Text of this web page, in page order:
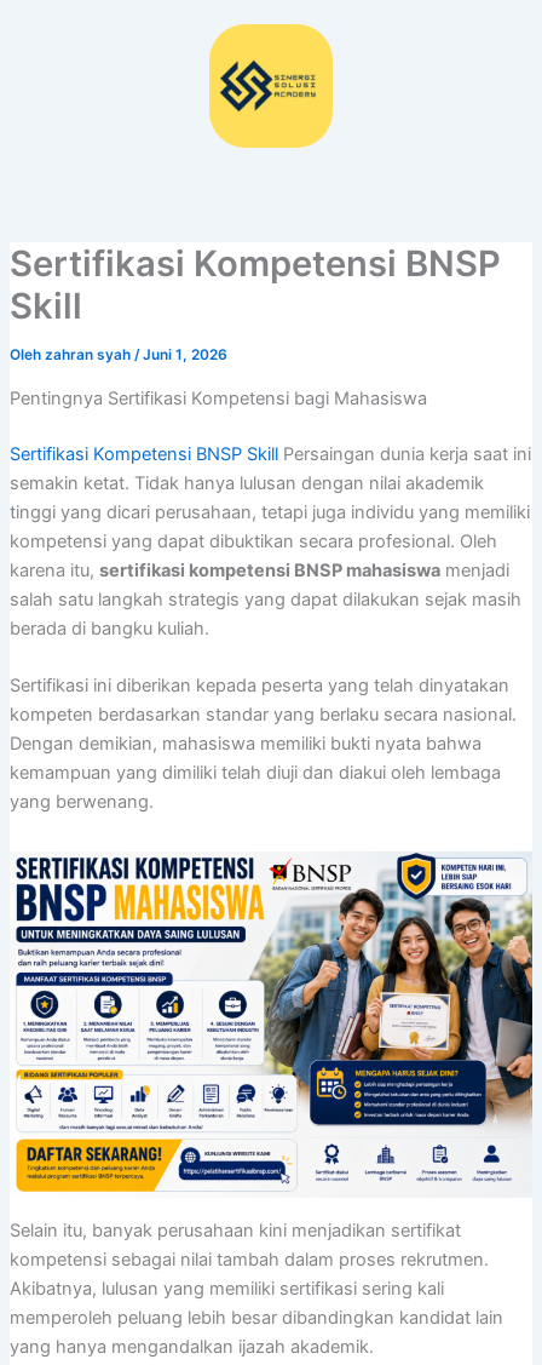
Sertifikasi Kompetensi BNSP
Skill
Oleh zahran syah /Juni 1, 2026
Pentingnya Sertifikasi Kompetensi bagi Mahasiswa
Sertifikasi Kompetensi BNSP SkillPersaingan dunia kerja saat ini
semakin ketat. Tidak hanya lulusan dengan nilai akademik
tinggi yang dicari perusahaan, tetapi juga individu yang memiliki
kompetensi yang dapat dibuktikan secara profesional. Oleh
karena itu, sertifikasi kompetensi BNSP mahasiswamenjadi
salah satu langkah strategis yang dapat dilakukan sejak masih
berada di bangku kuliah.
Sertifikasi ini diberikan kepada peserta yang telah dinyatakan
kompeten berdasarkan standar yang berlaku secara nasional.
Dengan demikian, mahasiswa memiliki bukti nyata bahwa
kemampuan yang dimiliki telah diuji dan diakui oleh lembaga
yang berwenang.
Selain itu, banyak perusahaan kini menjadikan sertifikat
kompetensi sebagai nilai tambah dalam proses rekrutmen.
Akibatnya, lulusan yang memiliki sertifikasi sering kali
memperoleh peluang lebih besar dibandingkan kandidat lain
yang hanya mengandalkan ijazah akademik.